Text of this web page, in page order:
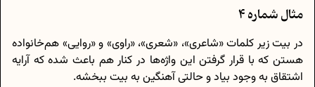
مثال شماره 4
در بیت زیر کلمات «شاعری»، «شعری»، «راوی» و «روایی» هم‌خانواده‌
هستن که با قرار گرفتن این واژه‌ها در کنار هم باعث شده که آرایه
اشتقاق به وجود بیاد و حالتی آهنگین به بیت ببخشه.